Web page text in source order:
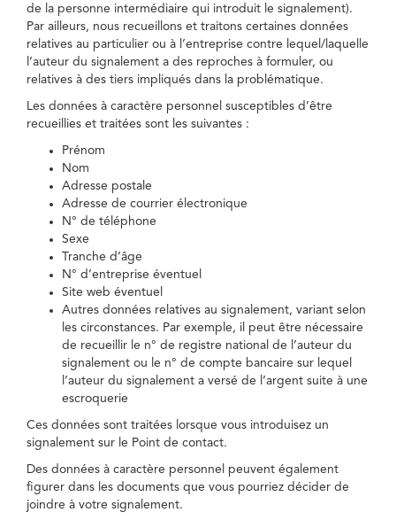
de la personne intermédiaire qui introduit le signalement).
Par ailleurs, nous recueillons et traitons certaines données
relatives au particulier ou à l’entreprise contre lequel/laquelle
l’auteur du signalement a des reproches à formuler, ou
relatives à des tiers impliqués dans la problématique.
Les données à caractère personnel susceptibles d’être
recueillies et traitées sont les suivantes :
Prénom
Nom
Adresse postale
Adresse de courrier électronique
N° de téléphone
Sexe
Tranche d’âge
N° d’entreprise éventuel
Site web éventuel
Autres données relatives au signalement, variant selon
les circonstances. Par exemple, il peut être nécessaire
de recueillir le n° de registre national de l’auteur du
signalement ou le n° de compte bancaire sur lequel
l’auteur du signalement a versé de l’argent suite à une
escroquerie
Ces données sont traitées lorsque vous introduisez un
signalement sur le Point de contact.
Des données à caractère personnel peuvent également
figurer dans les documents que vous pourriez décider de
joindre à votre signalement.